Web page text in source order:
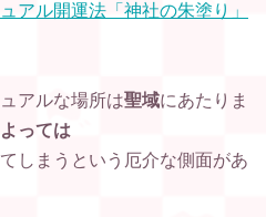
アル開運法「神社の朱塗り」
アルな場所は聖域にあたりま
っては
しまうという厄介な側面があ